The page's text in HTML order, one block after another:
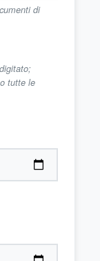
di
tutte le